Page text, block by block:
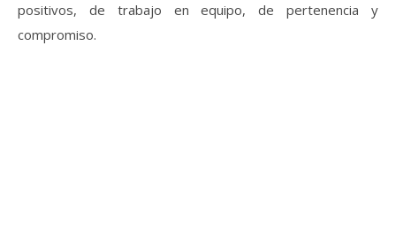
positivos, de trabajo en equipo, de pertenencia y
compromiso.